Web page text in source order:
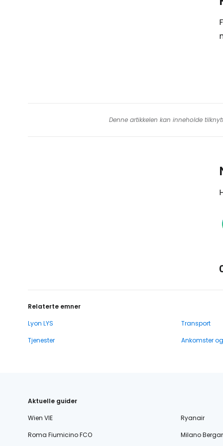
Denne artikkelen kan inneholde
Relaterte emner
Lyon LYS
Transport
Tjenester
Ankomster
Aktuelle guider
Wien VIE
Ryanair
Roma Fiumicino FCO
Milano